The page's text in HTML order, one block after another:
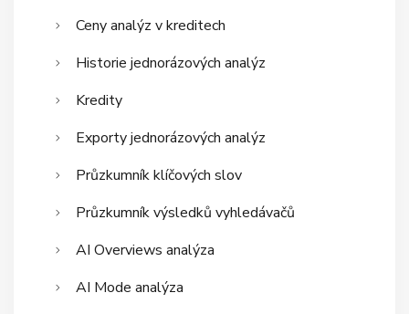
Ceny analýz v kreditech
Historie jednorázových analýz
Kredity
Exporty jednorázových analýz
Průzkumník klíčových slov
Průzkumník výsledků vyhledávačů
AI Overviews analýza
AI Mode analýza